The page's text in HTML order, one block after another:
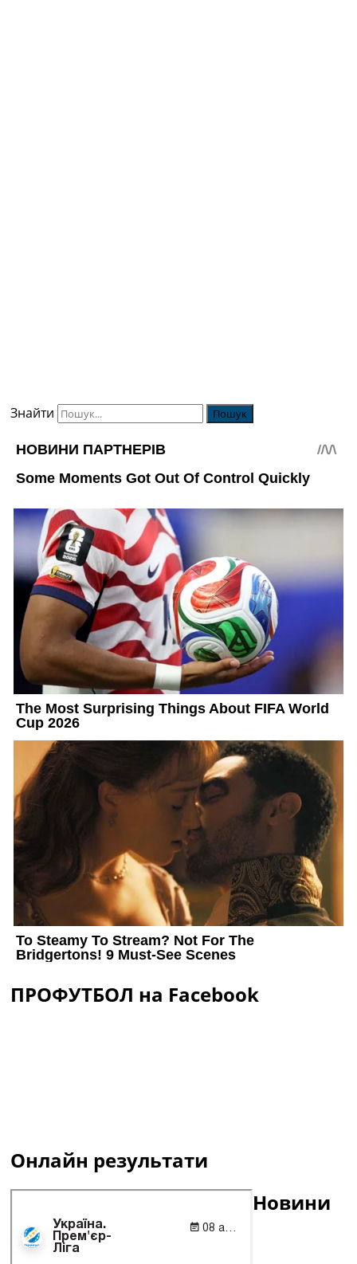
Знайти
ПРОФУТБОЛ на Facebook
Онлайн результати
Новини